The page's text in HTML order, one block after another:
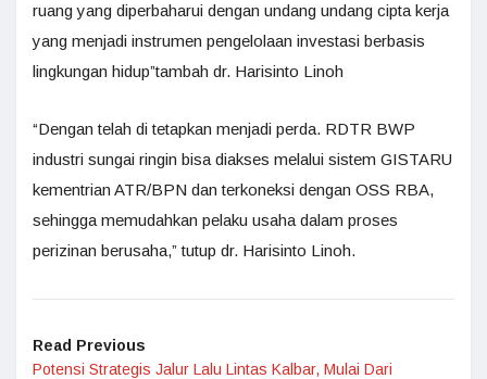
ruang yang diperbaharui dengan undang undang cipta kerja
yang menjadi instrumen pengelolaan investasi berbasis
lingkungan hidup”tambah dr. Harisinto Linoh
“Dengan telah di tetapkan menjadi perda. RDTR BWP
industri sungai ringin bisa diakses melalui sistem GISTARU
kementrian ATR/BPN dan terkoneksi dengan OSS RBA,
sehingga memudahkan pelaku usaha dalam proses
perizinan berusaha,” tutup dr. Harisinto Linoh.
Read Previous
Potensi Strategis Jalur Lalu Lintas Kalbar, Mulai Dari